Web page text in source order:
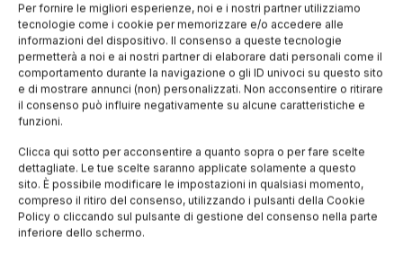
Per fornire le migliori esperienze, noi e i nostri partner utilizziamo
tecnologie come i cookie per memorizzare e/o accedere alle
informazioni del dispositivo. Il consenso a queste tecnologie
permetterà a noi e ai nostri partner di elaborare dati personali come il
comportamento durante la navigazione o gli ID univoci su questo sito
e di mostrare annunci (non) personalizzati. Non acconsentire o ritirare
il consenso può influire negativamente su alcune caratteristiche e
funzioni.
Clicca qui sotto per acconsentire a quanto sopra o per fare scelte
dettagliate. Le tue scelte saranno applicate solamente a questo
sito. È possibile modificare le impostazioni in qualsiasi momento,
compreso il ritiro del consenso, utilizzando i pulsanti della Cookie
Policy o cliccando sul pulsante di gestione del consenso nella parte
inferiore dello schermo.
metà giornata e lasciate riposare in frigorifero,
così i sapori si amalgamano perfettamente.
I segreti per preparare piatti
freddi che rimangono
freschi e gustosi